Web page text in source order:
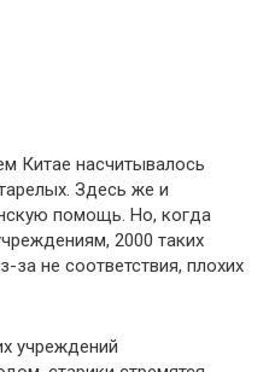
Китае насчитывалось
Здесь же и
помощь. Но, когда
2000 таких
не соответствия, плохих
учреждений